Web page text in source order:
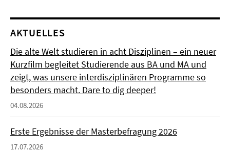
AKTUELLES
Die alte Welt studieren in acht Disziplinen – ein neuer
Kurzfilm begleitet Studierende aus BA und MA und
zeigt, was unsere interdisziplinären Programme so
besonders macht. Dare to dig deeper!
04.08.2026
Erste Ergebnisse der Masterbefragung 2026
17.07.2026